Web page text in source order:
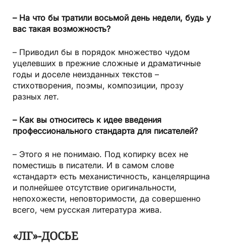
– На что бы тратили восьмой день недели, будь у
вас такая возможность?
– Приводил бы в порядок множество чудом
уцелевших в прежние сложные и драматичные
годы и доселе неизданных текстов –
стихотворения, поэмы, композиции, прозу
разных лет.
– Как вы относитесь к идее введения
профессионального стандарта для писателей?
– Этого я не понимаю. Под копирку всех не
поместишь в писатели. И в самом слове
«стандарт» есть механистичность, канцелярщина
и полнейшее отсутствие оригинальности,
непохожести, неповторимости, да совершенно
всего, чем русская литература жива.
«ЛГ»-ДОСЬЕ